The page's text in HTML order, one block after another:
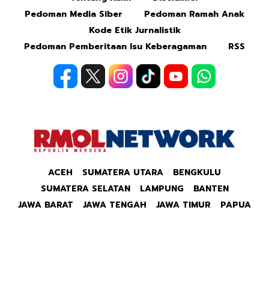
Pedoman Media Siber
Pedoman Ramah Anak
Kode Etik Jurnalistik
Pedoman Pemberitaan Isu Keberagaman
RSS
ACEH SUMATERA UTARA
BENGKULU
SUMATERA SELATAN
LAMPUNG
BANTEN
JAWA BARAT
JAWA TENGAH JAWA TIMUR PAPUA